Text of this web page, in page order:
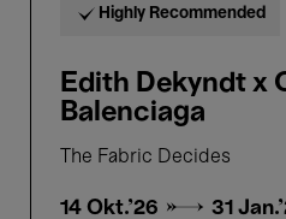
Highly Recommended
Edith Dekyndt x
Balenciaga
The Fabric Decides
14 Okt.'26 → 31